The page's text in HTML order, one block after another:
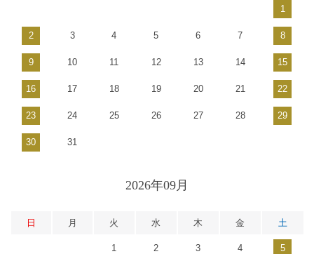
1
2 3 4 5 6 7 8
9 10 11 12 13 14 15
16 17 18 19 20 21 22
23 24 25 26 27 28 29
30 31
2026年09月
日 月 火 水 木 金 土
1 2 3 4 5